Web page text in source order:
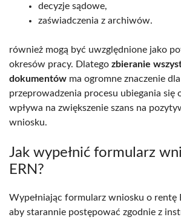
decyzje sądowe,
zaświadczenia z archiwów.
również mogą być uwzględnione jako
okresów pracy. Dlatego zbieranie
dokumentów ma ogromne znaczenie
przeprowadzenia procesu ubiegania się
wpływa na zwiększenie szans na
wniosku.
Jak wypełnić formularz
ERN?
Wypełniając formularz wniosku o rentę
aby starannie postępować zgodnie z